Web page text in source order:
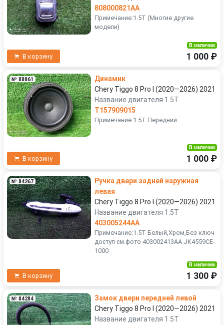
808000821AA
Примечание:1.5T (Многие другие
модели)
В корзину
В наличии
1 000 ₽
№ 88861
Динамик
Chery Tiggo 8 Pro I (2020—2026) 2021
Название двигателя 1.5T
T157909015
Примечание:1.5T Передний
В корзину
В наличии
1 000 ₽
№ 84267
Ручка двери задней наружная
левая
Chery Tiggo 8 Pro I (2020—2026) 2021
Название двигателя 1.5T
403005244AA
Примечание:1.5T Белый,Хром,Без ключ
доступ см.фото 403002413AA JK4559CE-
1000
В корзину
В наличии
1 300 ₽
№ 84284
Замок двери передней левой
Chery Tiggo 8 Pro I (2020—2026) 2021
Название двигателя 1.5T